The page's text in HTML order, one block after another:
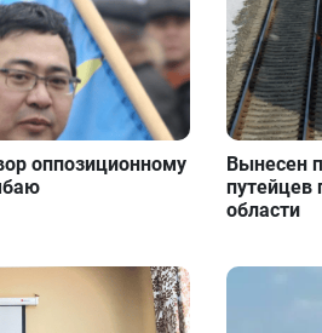
оппозиционному
Вынесен
путейцев
области